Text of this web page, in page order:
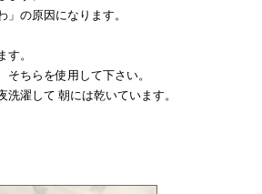
の原因になります。
す。
ちらを使用して下さい。
濯して 朝には乾いています。